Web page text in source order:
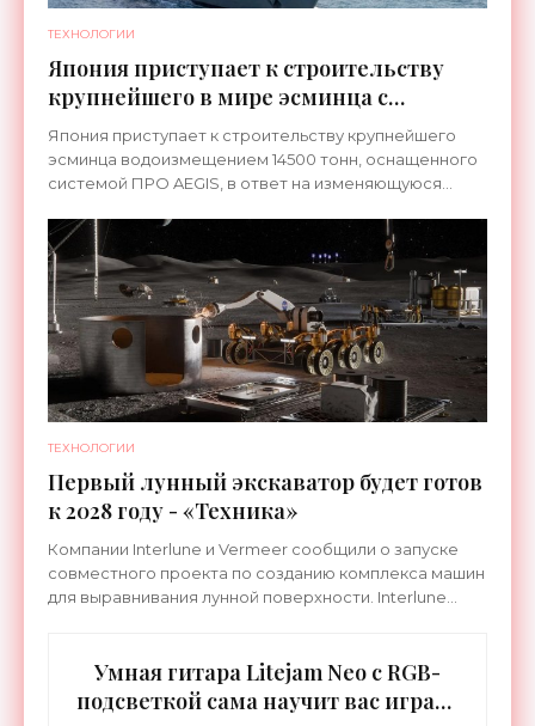
ТЕХНОЛОГИИ
Япония приступает к строительству
крупнейшего в мире эсминца с
системой ПРО AEGIS - «Оружие»
Япония приступает к строительству крупнейшего
эсминца водоизмещением 14500 тонн, оснащенного
системой ПРО AEGIS, в ответ на изменяющуюся
ракетные
ТЕХНОЛОГИИ
Первый лунный экскаватор будет готов
к 2028 году - «Техника»
Компании Interlune и Vermeer сообщили о запуске
совместного проекта по созданию комплекса машин
для выравнивания лунной поверхности. Interlune
Умная гитара Litejam Neo с RGB-
подсветкой сама научит вас играть